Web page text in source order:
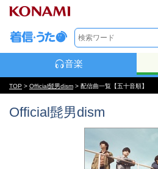
音楽
TOP > Official髭男dism > 配信曲一覧【五十音順】
Official髭男dism